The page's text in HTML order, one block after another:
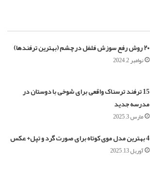
۲۰ روش رفع سوزش فلفل در چشم (بهترین ترفندها)
نوامبر 2, 2024
15 ترفند ترسناک واقعی برای شوخی با دوستان در
مدرسه جدید
مارس 3, 2025
4 بهترین مدل موی کوتاه برای صورت گرد و تپل+ عکس
آوریل 13, 2025